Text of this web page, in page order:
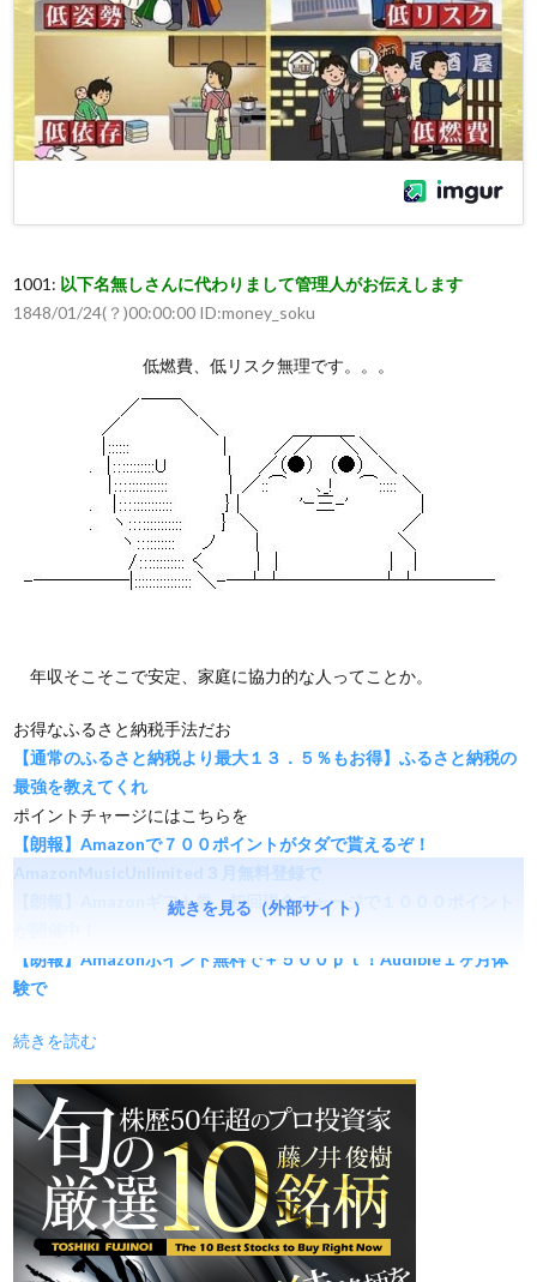
1001: 以下名無しさんに代わりまして管理人がお伝えします
1848/01/24(？)00:00:00 ID:money_soku
低燃費、低リスク無理です。。。
年収そこそこで安定、家庭に協力的な人ってことか。
お得なふるさと納税手法だお
【通常のふるさと納税より最大１３．５％もお得】ふるさと納税の
最強を教えてくれ
ポイントチャージにはこちらを
【朗報】Amazonで７００ポイントがタダで貰えるぞ！
AmazonMusicUnlimited３月無料登録で
【朗報】Amazonギフト券、初回現金チャージで１０００ポイント
【朗報】Amazonポイント無料で＋５００ｐｔ！Audible１ヶ月体
験で
続きを読む
続きを見る（外部サイト）